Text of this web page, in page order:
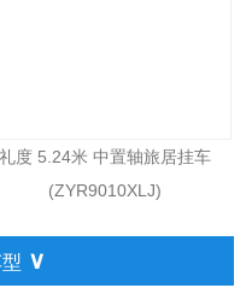
礼度 5.24米 中置轴旅居挂车
(ZYR9010XLJ)
∨